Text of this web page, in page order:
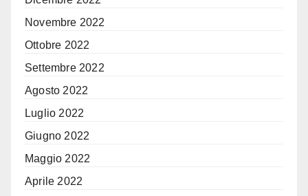
Novembre 2022
Ottobre 2022
Settembre 2022
Agosto 2022
Luglio 2022
Giugno 2022
Maggio 2022
Aprile 2022